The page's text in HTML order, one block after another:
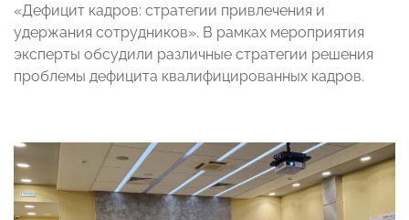
«Дефицит кадров: стратегии привлечения и
удержания сотрудников». В рамках мероприятия
эксперты обсудили различные стратегии решения
проблемы дефицита квалифицированных кадров.